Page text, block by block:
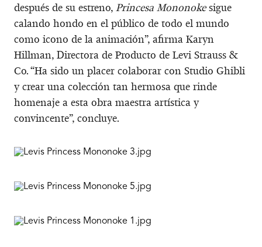
después de su estreno, Princesa Mononokesigue
calando hondo en el público de todo el mundo
como icono de la animación”, afirma Karyn
Hillman, Directora de Producto de Levi Strauss &
Co. “Ha sido un placer colaborar con Studio Ghibli
y crear una colección tan hermosa que rinde
homenaje a esta obra maestra artística y
convincente”, concluye.